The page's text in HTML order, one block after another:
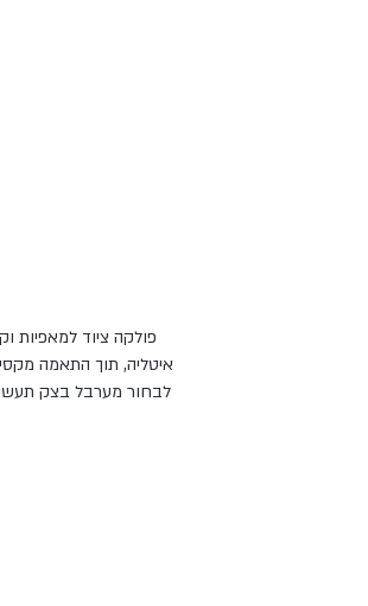
פולקה ציוד למאפיות
איטליה, תוך התאמה